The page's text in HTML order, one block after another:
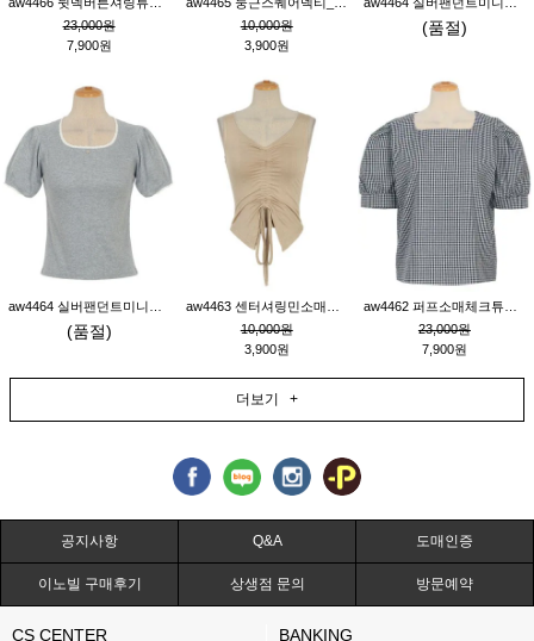
23,000원
7,900원
10,000원
3,900원
(품절)
(품절)
10,000원
3,900원
23,000원
7,900원
더보기 +
공지사항 Q&A 도매인증
이노빌 구매후기 상생점 문의 방문예약
CS CENTER BANKING